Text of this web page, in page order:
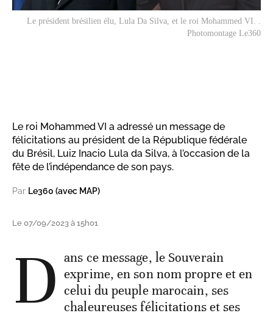
Le président brésilien élu, Lula Da Silva, et le roi Mohammed VI. .
Photomontage Le360
Le roi Mohammed VI a adressé un message de
félicitations au président de la République fédérale
du Brésil, Luiz Inacio Lula da Silva, à l’occasion de la
fête de l’indépendance de son pays.
Par Le360 (avec MAP)
Le 07/09/2023 à 15h01
D ans ce message, le Souverain
exprime, en son nom propre et en
celui du peuple marocain, ses
chaleureuses félicitations et ses